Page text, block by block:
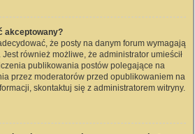
akceptowany?
że posty na danym forum wymagają
również możliwe, że administrator umieścił
publikowania postów polegające na
przez moderatorów przed opublikowaniem na
skontaktuj się z administratorem witryny.